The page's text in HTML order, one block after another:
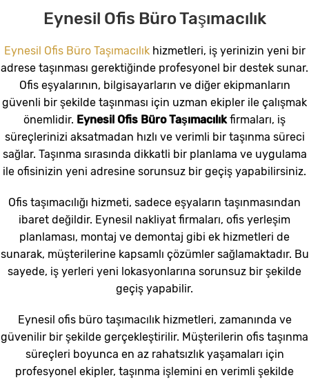
Eynesil Ofis Büro Taşımacılık
Eynesil Ofis Büro Taşımacılık hizmetleri, iş yerinizin yeni bir
adrese taşınması gerektiğinde profesyonel bir destek sunar.
Ofis eşyalarının, bilgisayarların ve diğer ekipmanların
güvenli bir şekilde taşınması için uzman ekipler ile çalışmak
önemlidir. Eynesil Ofis Büro Taşımacılıkfirmaları, iş
süreçlerinizi aksatmadan hızlı ve verimli bir taşınma süreci
sağlar. Taşınma sırasında dikkatli bir planlama ve uygulama
ile ofisinizin yeni adresine sorunsuz bir geçiş yapabilirsiniz.
Ofis taşımacılığı hizmeti, sadece eşyaların taşınmasından
ibaret değildir. Eynesil nakliyat firmaları, ofis yerleşim
planlaması, montaj ve demontaj gibi ek hizmetleri de
sunarak, müşterilerine kapsamlı çözümler sağlamaktadır. Bu
sayede, iş yerleri yeni lokasyonlarına sorunsuz bir şekilde
geçiş yapabilir.
Eynesil ofis büro taşımacılık hizmetleri, zamanında ve
güvenilir bir şekilde gerçekleştirilir. Müşterilerin ofis taşınma
süreçleri boyunca en az rahatsızlık yaşamaları için
profesyonel ekipler, taşınma işlemini en verimli şekilde